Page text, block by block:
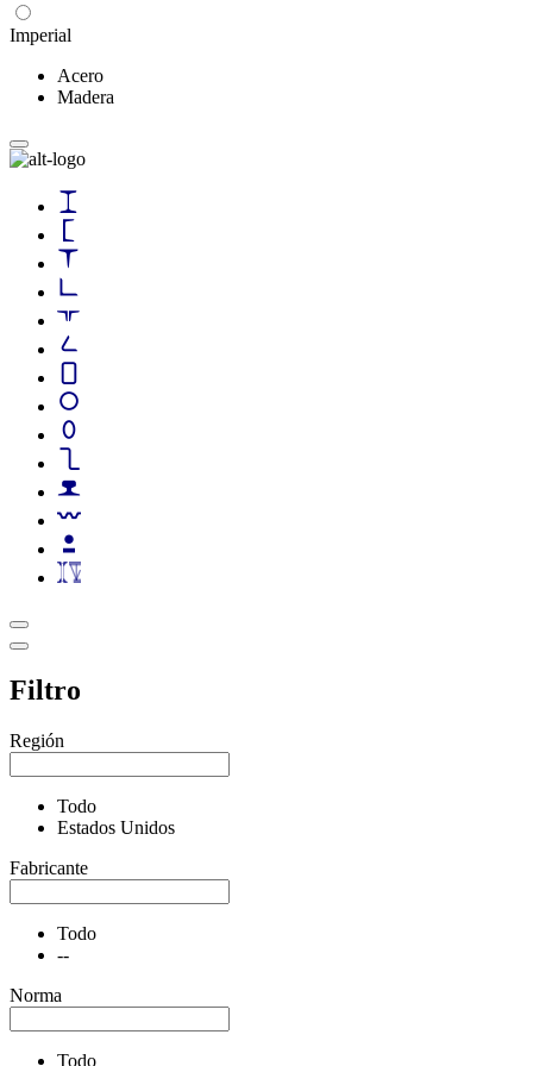
Imperial
Acero
Madera
Filtro
Región
Todo
Estados Unidos
Fabricante
Todo
--
Norma
Todo